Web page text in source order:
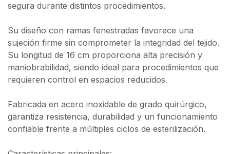
segura durante distintos procedimientos.
Su diseño con ramas fenestradas favorece una
sujeción firme sin comprometer la integridad del tejido.
Su longitud de 16 cm proporciona alta precisión y
maniobrabilidad, siendo ideal para procedimientos que
requieren control en espacios reducidos.
Fabricada en acero inoxidable de grado quirúrgico,
garantiza resistencia, durabilidad y un funcionamiento
confiable frente a múltiples ciclos de esterilización.